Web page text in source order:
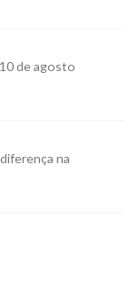
de agosto
na